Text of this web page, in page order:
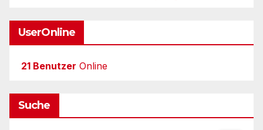
UserOnline
21 Benutzer Online
Suche